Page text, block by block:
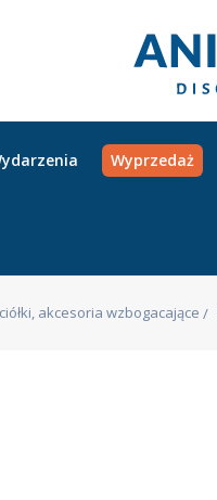
Wyprzedaż
akcesoria wzbogacające